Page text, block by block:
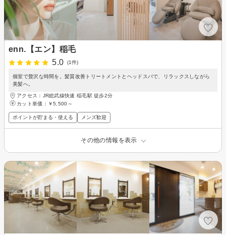
enn.【エン】稲毛
5.0
(1件)
個室で贅沢な時間を。髪質改善トリートメントとヘッドスパで、リラックスしながら
美髪へ。
アクセス：JR総武線快速 稲毛駅 徒歩2分
カット単価： ￥5,500～
ポイントが貯まる・使える メンズ歓迎
その他の情報を表示